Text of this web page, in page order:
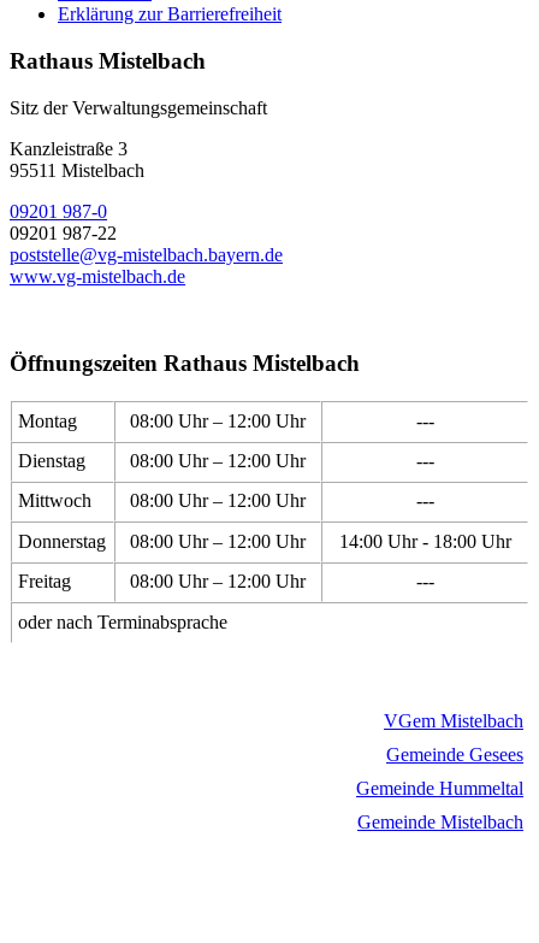
Erklärung zur Barrierefreiheit
Rathaus Mistelbach
Sitz der Verwaltungsgemeinschaft
Kanzleistraße 3
95511 Mistelbach
09201 987-0
09201 987-22
poststelle@vg-mistelbach.bayern.de
www.vg-mistelbach.de
Öffnungszeiten Rathaus Mistelbach
Montag 08:00 Uhr – 12:00 Uhr
---
Dienstag
08:00 Uhr – 12:00 Uhr
---
Mittwoch
08:00 Uhr – 12:00 Uhr
---
Donnerstag
08:00 Uhr – 12:00 Uhr
14:00 Uhr - 18:00 Uhr
Freitag
08:00 Uhr – 12:00 Uhr
---
oder nach Terminabsprache
VGem Mistelbach
Gemeinde Gesees
Gemeinde Hummeltal
Gemeinde Mistelbach